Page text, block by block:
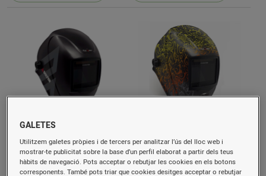
Careta Soldar Electronica
Hellmet R10 10044 Solter
Careta Soldar Electronica
Welder 6773 Solter
GALETES
Utilitzem galetes pròpies i de tercers per analitzar l’ús del lloc web i
mostrar-te publicitat sobre la base d’un perfil elaborat a partir dels teus
hàbits de navegació. Pots acceptar o rebutjar les cookies en els botons
corresponents. També pots triar que cookies desitges acceptar o rebutjar